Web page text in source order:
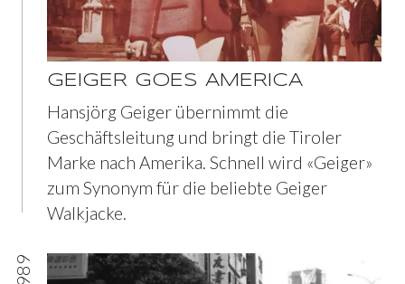
GEIGER GOES AMERICA
Hansjörg Geiger übernimmt die
Geschäftsleitung und bringt die Tiroler
Marke nach Amerika. Schnell wird «Geiger»
zum Synonym für die beliebte Geiger
Walkjacke.